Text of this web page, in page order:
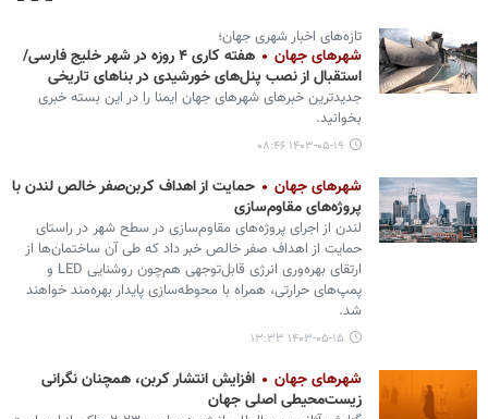
تازه‌های اخبار شهری جهان؛
شهرهای جهان
هفته کاری ۴ روزه در شهر خلیج فارسی/
استقبال از نصب پنل‌های خورشیدی در بناهای تاریخی
جدیدترین خبرهای شهرهای جهان ایمنا را در این بسته خبری
بخوانید.
۱۴۰۳-۰۵-۱۹ ۰۸:۴۶
شهرهای جهان
حمایت از اهداف کربن‌صفر خالص لندن با
پروژه‌های مقاوم‌سازی
لندن از اجرای پروژه‌های مقاوم‌سازی در سطح شهر در راستای
حمایت از اهداف صفر خالص خبر داد که طی آن ساختمان‌ها از
ارتقای بهره‌وری انرژی قابل‌توجهی هم‌چون روشنایی LED و
پمپ‌های حرارتی، همراه با محوطه‌سازی پایدار بهره‌مند خواهند
شد.
۱۴۰۳-۰۵-۱۵ ۱۳:۳۳
شهرهای جهان
افزایش انتشار کربن، همچنان نگرانی
زیست‌محیطی اصلی جهان